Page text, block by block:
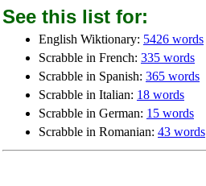
See this list for:
English Wiktionary: 5426 words
Scrabble in French: 335 words
Scrabble in Spanish: 365 words
Scrabble in Italian: 18 words
Scrabble in German: 15 words
Scrabble in Romanian: 43 words